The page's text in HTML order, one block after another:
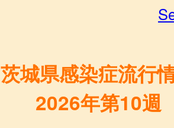
茨城県感染症流行
2026年第10週